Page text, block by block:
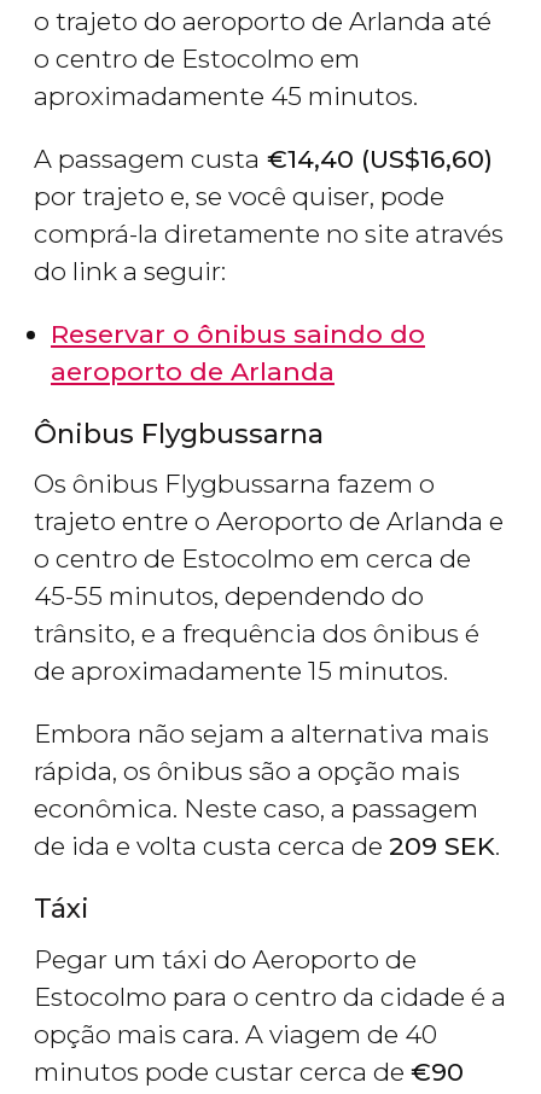
o trajeto do aeroporto de Arlanda até
o centro de Estocolmo em
aproximadamente 45 minutos.
A passagem custa €14,40 (US$16,60)
por trajeto e, se você quiser, pode
comprá-la diretamente no site através
do link a seguir:
Reservar o ônibus saindo do
aeroporto de Arlanda
Ônibus Flygbussarna
Os ônibus Flygbussarna fazem o
trajeto entre o Aeroporto de Arlanda e
o centro de Estocolmo em cerca de
45-55 minutos, dependendo do
trânsito, e a frequência dos ônibus é
de aproximadamente 15 minutos.
Embora não sejam a alternativa mais
rápida, os ônibus são a opção mais
econômica. Neste caso, a passagem
de ida e volta custa cerca de 209 SEK.
Táxi
Pegar um táxi do Aeroporto de
Estocolmo para o centro da cidade é a
opção mais cara. A viagem de 40
minutos pode custar cerca de €90